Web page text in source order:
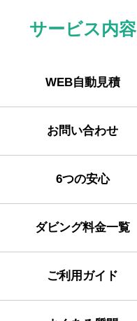
サービス内容
WEB自動見積
お問い合わせ
6つの安心
ダビング料金一覧
ご利用ガイド